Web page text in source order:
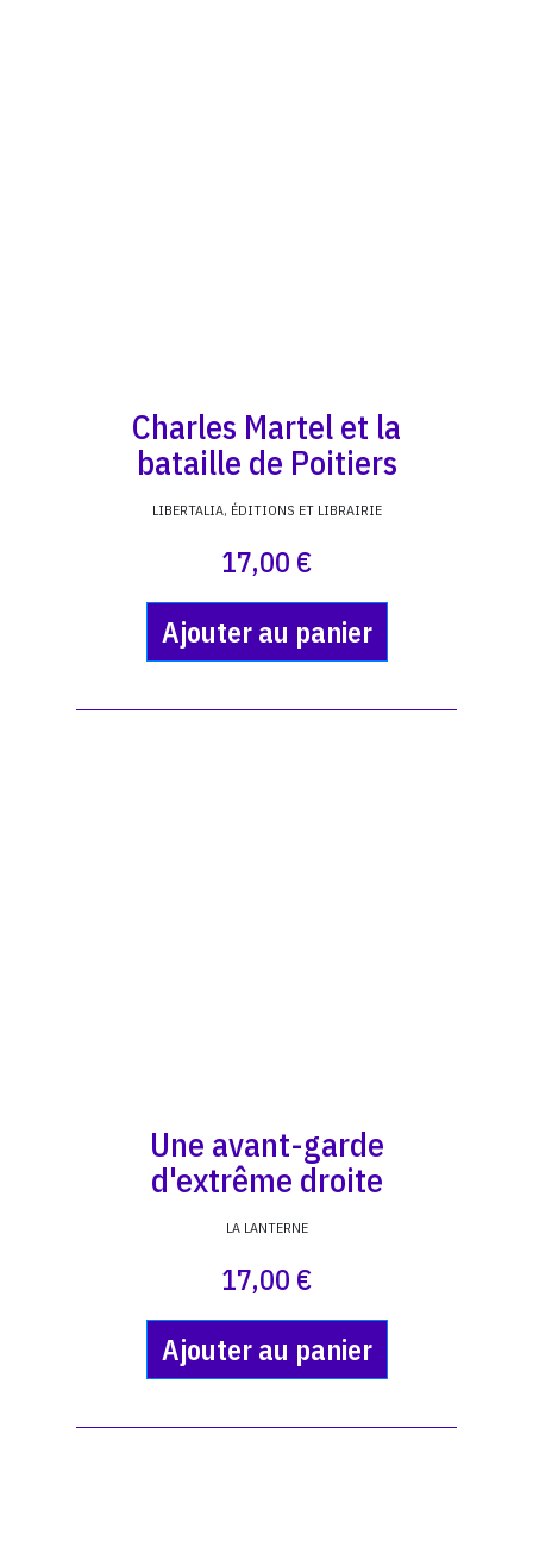
Charles Martel et la
bataille de Poitiers
LIBERTALIA, ÉDITIONS ET LIBRAIRIE
17,00 €
Ajouter au panier
Une avant-garde
d'extrême droite
LA LANTERNE
17,00 €
Ajouter au panier